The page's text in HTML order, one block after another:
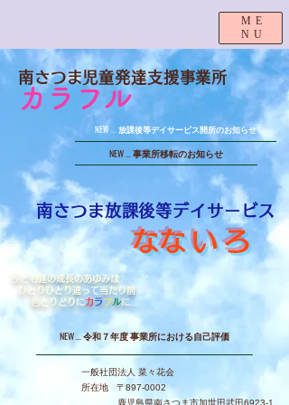
ME
NU
南さつま児童発達支援事業所
カラフル
NEW ... 放課後等デイサービス開所のお知らせ
NEW ... 事業所移転のお知らせ
南さつま放課後等デイサービス
​なないろ
子ども達の成長のあゆみは
ひとりひとり違って当たり前
色とりどりに カ ラフ ルに…
NEW ... 令和７年度 事業所における自己評価
一般社団法人 菜々花会
所在地 〒897-0002
鹿児島県南さつま市加世田武田6923-1